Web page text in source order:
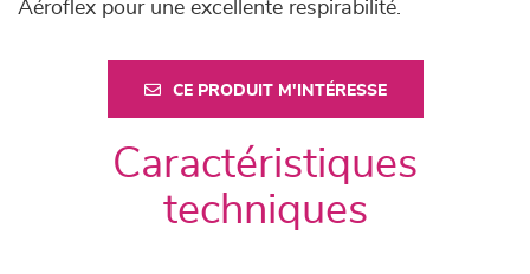
Aéroflex pour une excellente respirabilité.
CE PRODUIT M'INTÉRESSE
Caractéristiques
techniques